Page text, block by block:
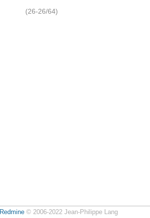
(26-26/64)
Redmine© 2006-2022 Jean-Philippe Lang